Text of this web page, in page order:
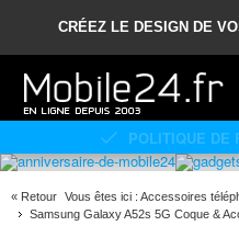
CRÉEZ LE DESIGN DE
POLITIQUE DE
« Retour Vous êtes ici : Accessoires
Samsung Galaxy A52s 5G Coque &